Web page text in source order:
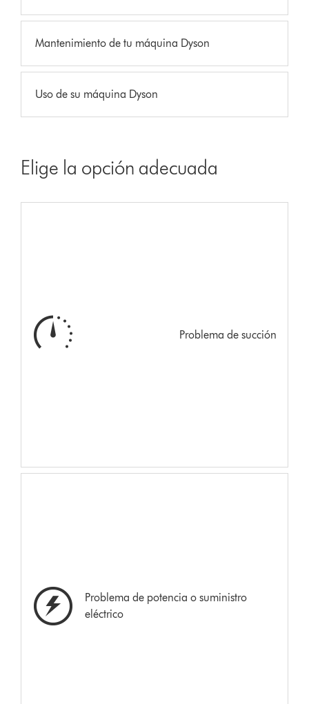
Mantenimiento de tu máquina Dyson
Uso de su máquina Dyson
Elige la opción adecuada
Problema de succión
Problema de potencia o suministro
eléctrico